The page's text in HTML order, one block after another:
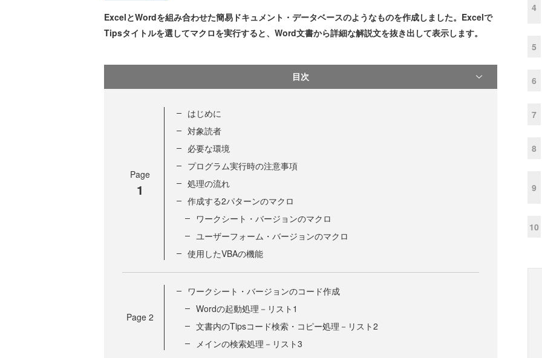
ExcelとWordを組み合わせた簡易ドキュメント・データベースのようなものを作成しました。Excelで
Tipsタイトルを選してマクロを実行すると、Word文書から詳細な解説文を抜き出して表示します。
目次
Page
1
はじめに
対象読者
必要な環境
プログラム実行時の注意事項
処理の流れ
作成する2パターンのマクロ
ワークシート・バージョンのマクロ
ユーザーフォーム・バージョンのマクロ
使用したVBAの機能
Page 2
ワークシート・バージョンのコード作成
Wordの起動処理－リスト1
文書内のTipsコード検索・コピー処理－リスト2
メインの検索処理－リスト3
4
5
6
7
8
9
10